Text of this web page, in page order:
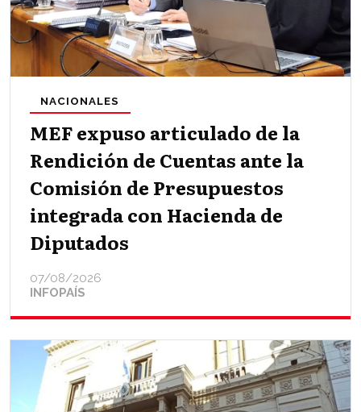
MEF expuso articulado de la
Rendición de Cuentas ante la
Comisión de Presupuestos
integrada con Hacienda de
Diputados
INFOPAÍS
NACIONALES
07/08/2026